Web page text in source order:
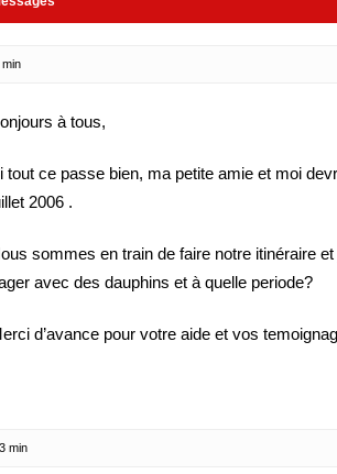
min
à tous,
tout ce passe bien, ma petite amie et moi
2006 .
sommes en train de faire notre itinéraire
avec des dauphins et à quelle periode?
d’avance pour votre aide et vos
min